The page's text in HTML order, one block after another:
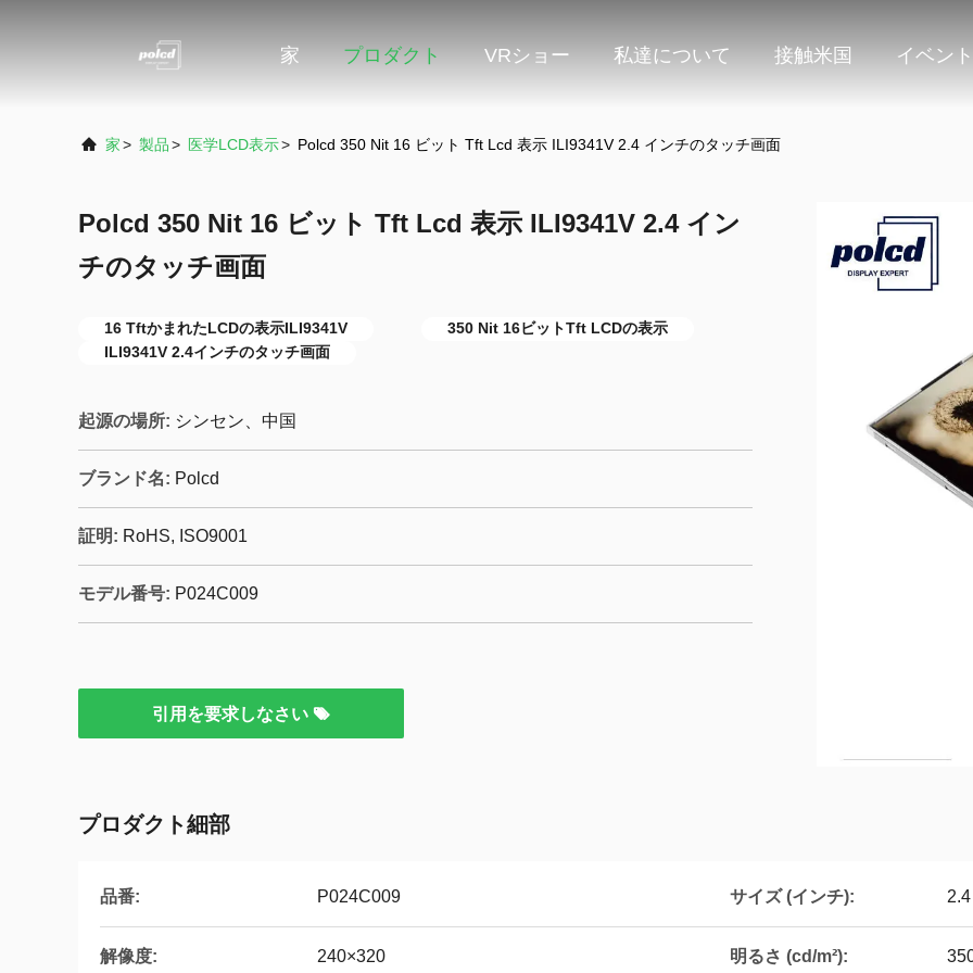
家 プロダクト VRショー 私達について 接触米国 イベント
家> 製品> 医学LCD表示> Polcd 350 Nit 16 ビット Tft Lcd 表示 ILI9341V 2.4 インチのタッチ画面
Polcd 350 Nit 16 ビット Tft Lcd 表示 ILI9341V 2.4 イン
チのタッチ画面
16 TftかまれたLCDの表示ILI9341V
350 Nit 16ビットTft LCDの表示
ILI9341V 2.4インチのタッチ画面
起源の場所: シンセン、中国
ブランド名: Polcd
証明: RoHS, ISO9001
モデル番号: P024C009
引用を要求しなさい
プロダクト細部
品番: P024C009 サイズ (インチ): 2.4
解像度: 240×320 明るさ (cd/m²):